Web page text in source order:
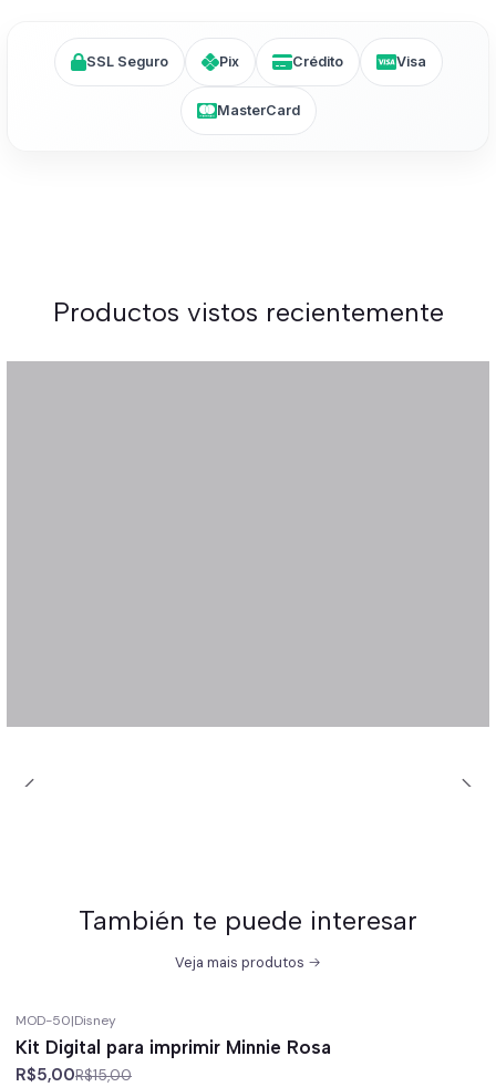
SSL Seguro Pix Crédito Visa
MasterCard
Productos vistos recientemente
También te puede interesar
Veja mais produtos
MOD-50|Disney
Kit Digital para imprimir Minnie Rosa
R$5,00R$15,00